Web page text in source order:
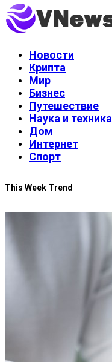
Новости
Крипта
Мир
Бизнес
Путешествие
Наука и техника
Дом
Интернет
Спорт
This Week Trend